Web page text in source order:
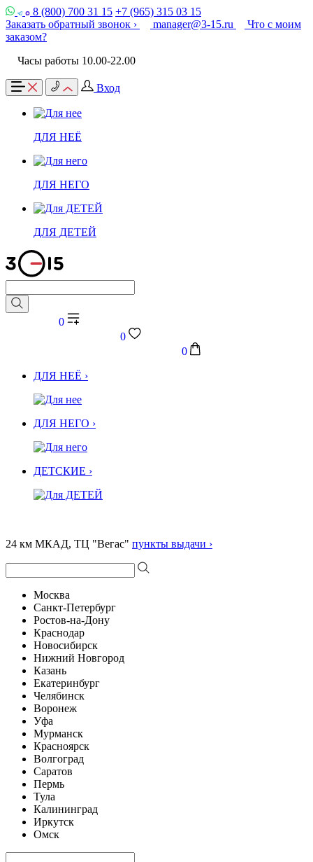
8 (800) 700 31 15 +7 (965) 315 03 15
Заказать обратный звонок ›
manager@3-15.ru
Что с моим
заказом?
Часы работы 10.00-22.00
Вход
ДЛЯ НЕЁ
ДЛЯ НЕГО
ДЛЯ ДЕТЕЙ
0
0
0
ДЛЯ НЕЁ ›
ДЛЯ НЕГО ›
ДЕТСКИЕ ›
24 км МКАД, ТЦ "Вегас" пункты выдачи ›
Москва
Санкт-Петербург
Ростов-на-Дону
Краснодар
Новосибирск
Нижний Новгород
Казань
Екатеринбург
Челябинск
Воронеж
Уфа
Мурманск
Красноярск
Волгоград
Саратов
Пермь
Тула
Калининград
Иркутск
Омск